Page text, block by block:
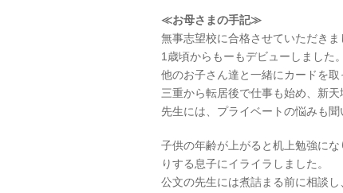
≪お母さまの手記≫
無事志望校に合格させていただき
1歳頃からもーもデビューしました
他のお子さん達と一緒にカードを
三重から転居後で仕事も始め、新
先生には、プライベートの悩みも
子供の年齢が上がると机上勉強に
りする息子にイライラしました。
公文の先生には煮詰まる前に相談し